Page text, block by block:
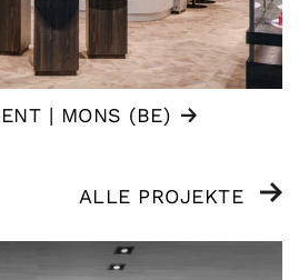
| MONS (BE)
ALLE PROJEKTE